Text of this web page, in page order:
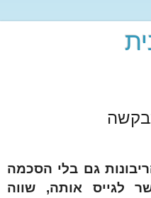
גם בלי הסכמה
לגייס אותה, שווה